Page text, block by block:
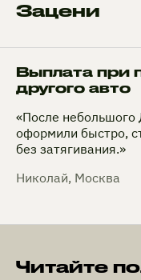
Зацени
Выплата при
другого авто
«После
оформили быстро,
без затягивания.»
Николай, Москва
Читайте